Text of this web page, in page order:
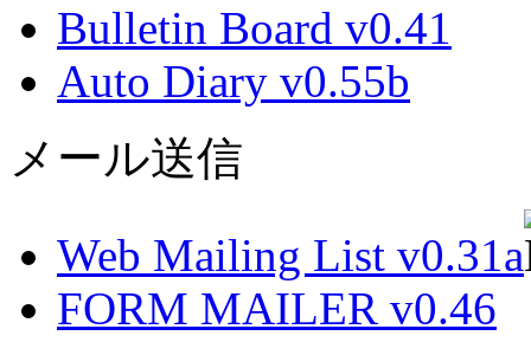
Bulletin Board v0.41
Auto Diary v0.55b
メール送信
Web Mailing List v0.31a
FORM MAILER v0.46